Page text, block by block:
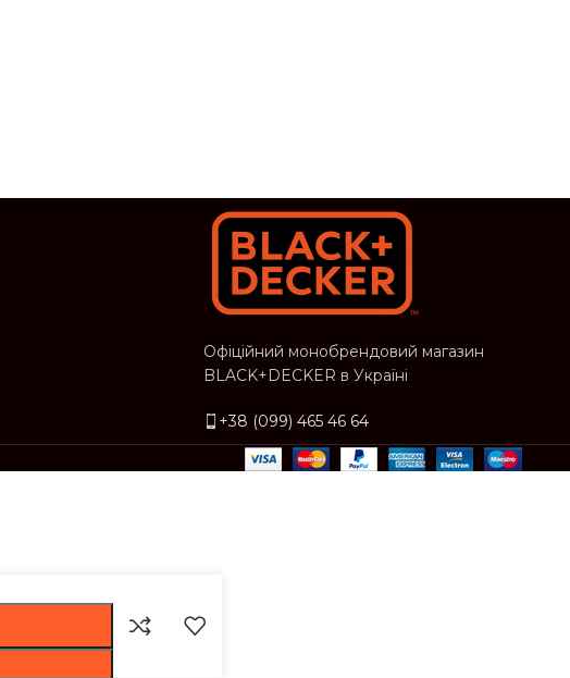
Офіційний монобрендовий магазин
BLACK+DECKER в Україні
+38 (099) 465 46 64